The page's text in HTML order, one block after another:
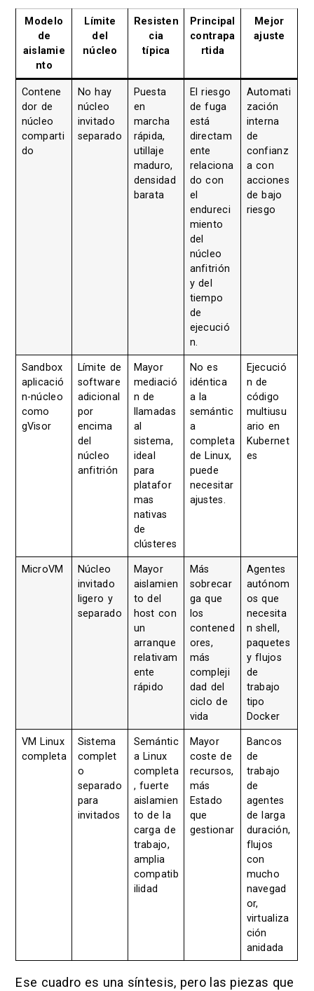
Modelo
de
aislamie
nto
Límite
del
núcleo
Resisten
cia
típica
Principal
contrapa
rtida
Mejor
ajuste
Contene
dor de
núcleo
comparti
do
No hay
núcleo
invitado
separado
Puesta
en
marcha
rápida,
utillaje
maduro,
densidad
barata
El riesgo
de fuga
está
directam
ente
relaciona
do con
el
endureci
miento
del
núcleo
anfitrión
y del
tiempo
de
ejecució
n.
Automati
zación
interna
de
confianz
a con
acciones
de bajo
riesgo
Sandbox
aplicació
n-núcleo
como
gVisor
Límite de
software
adicional
por
encima
del
núcleo
anfitrión
Mayor
mediació
n de
llamadas
al
sistema,
ideal
para
platafor
mas
nativas
de
clústeres
No es
idéntica
a la
semántic
a
completa
de Linux,
puede
necesitar
ajustes.
Ejecució
n de
código
multiusu
ario en
Kubernet
es
MicroVM
Núcleo
invitado
ligero y
separado
Mayor
aislamien
to del
host con
un
arranque
relativam
ente
rápido
Más
sobrecar
ga que
los
contened
ores,
más
compleji
dad del
ciclo de
vida
Agentes
autónom
os que
necesita
n shell,
paquetes
y flujos
de
trabajo
tipo
Docker
VM Linux
completa
Sistema
complet
o
separado
para
invitados
Semántic
a Linux
completa
, fuerte
aislamien
to de la
carga de
trabajo,
amplia
compatib
ilidad
Mayor
coste de
recursos,
más
Estado
que
gestionar
Bancos
de
trabajo
de
agentes
de larga
duración,
flujos
con
mucho
navegad
or,
virtualiza
ción
anidada
Ese cuadro es una síntesis, pero las piezas que